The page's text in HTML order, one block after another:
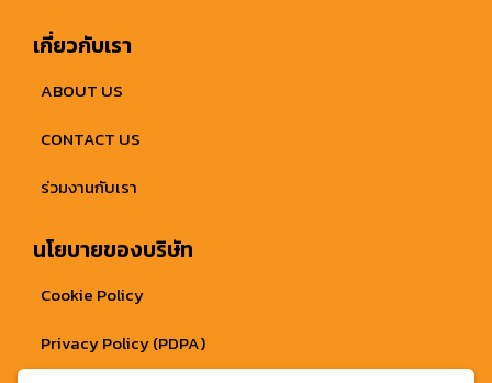
เกี่ยวกับเรา
ABOUT US
CONTACT US
ร่วมงานกับเรา
นโยบายของบริษัท
Cookie Policy
Privacy Policy (PDPA)